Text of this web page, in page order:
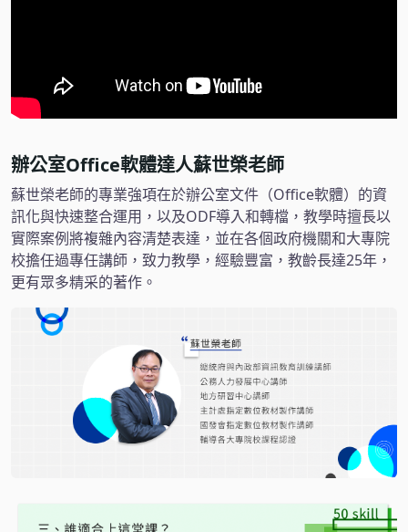
辦公室Office軟體達人蘇世榮老師
蘇世榮老師的專業強項在於辦公室文件（Office軟體）的資
訊化與快速整合運用，以及ODF導入和轉檔，教學時擅長以
實際案例將複雜內容清楚表達，並在各個政府機關和大專院
校擔任過專任講師，致力教學，經驗豐富，教齡長達25年，
更有眾多精采的著作。